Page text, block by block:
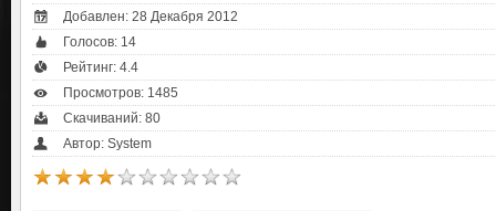
Добавлен: 28 Декабря 2012
Голосов: 14
Рейтинг: 4.4
Просмотров: 1485
Скачиваний: 80
Автор: System